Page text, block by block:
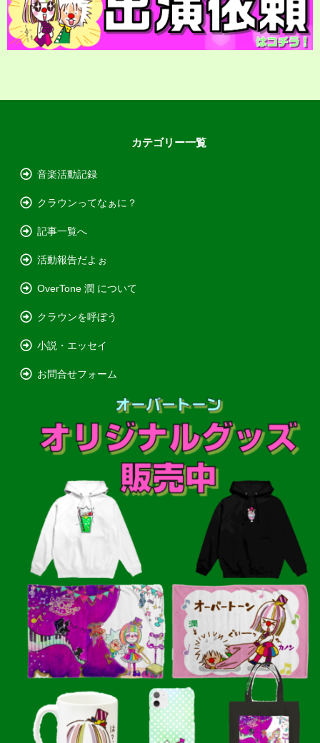
カテゴリー一覧
音楽活動記録
クラウンってなぁに？
記事一覧へ
活動報告だよぉ
OverTone 潤 について
クラウンを呼ぼう
小説・エッセイ
お問合せフォーム